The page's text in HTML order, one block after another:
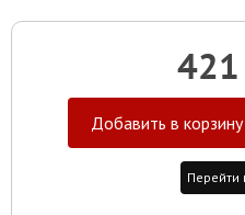
Добавить в корзину
Перейти